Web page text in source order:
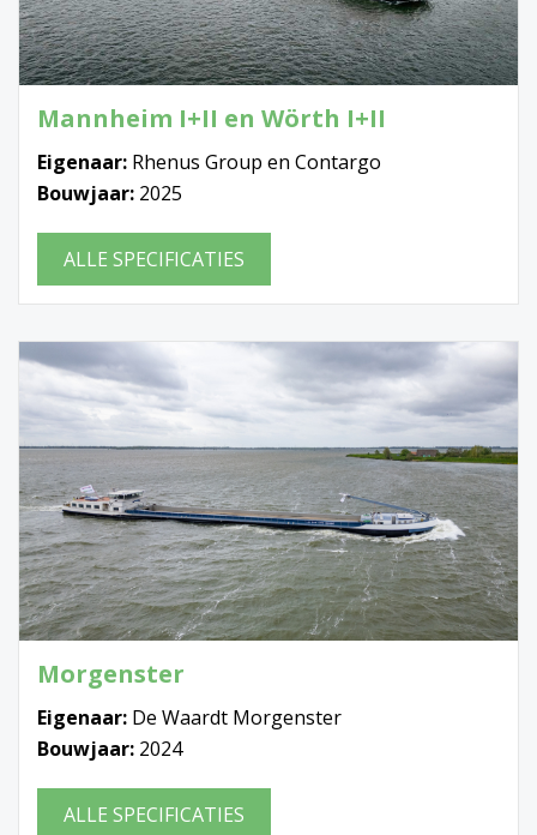
Mannheim I+II en Wörth I+II
Eigenaar: Rhenus Group en Contargo
Bouwjaar: 2025
ALLE SPECIFICATIES
Morgenster
Eigenaar: De Waardt Morgenster
Bouwjaar: 2024
ALLE SPECIFICATIES